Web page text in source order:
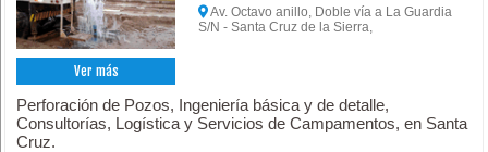
Ver más
Av. Octavo anillo, Doble vía a La Guardia
S/N - Santa Cruz de la Sierra,
Perforación de Pozos, Ingeniería básica y de detalle,
Consultorías, Logística y Servicios de Campamentos, en Santa
Cruz.